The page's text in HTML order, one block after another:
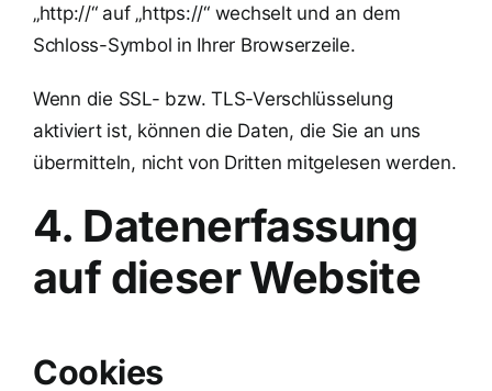
„http://“ auf „https://“ wechselt und an dem
Schloss-Symbol in Ihrer Browserzeile.
Wenn die SSL- bzw. TLS-Verschlüsselung
aktiviert ist, können die Daten, die Sie an uns
übermitteln, nicht von Dritten mitgelesen werden.
4. Datenerfassung
auf dieser Website
Cookies